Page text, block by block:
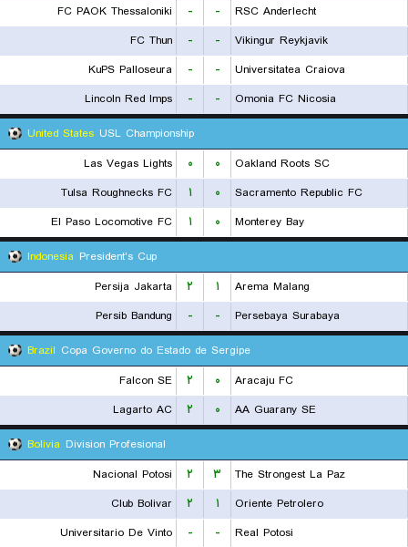
FC PAOK Thessaloniki
- -
RSC Anderlecht
FC Thun
- -
Vikingur Reykjavik
KuPS Palloseura
- -
Universitatea Craiova
Lincoln Red Imps
- -
Omonia FC Nicosia
United States USL Championship
Las Vegas Lights
۰ ۰
Oakland Roots SC
Tulsa Roughnecks FC
۱ ۰
Sacramento Republic FC
El Paso Locomotive FC
۱ ۰
Monterey Bay
Indonesia President's Cup
Persija Jakarta
۲ ۱
Arema Malang
Persib Bandung
- -
Persebaya Surabaya
Brazil Copa Governo do Estado de Sergipe
Falcon SE
۲ ۰
Aracaju FC
Lagarto AC
۲ ۰
AA Guarany SE
Bolivia Division Profesional
Nacional Potosi
۲ ۳
The Strongest La Paz
Club Bolivar
۲ ۱
Oriente Petrolero
Universitario De Vinto
- -
Real Potosi